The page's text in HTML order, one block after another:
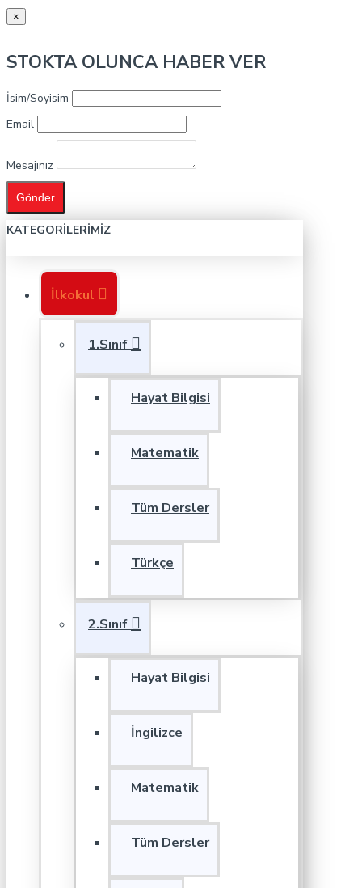
×
STOKTA OLUNCA HABER VER
İsim/Soyisim
Email
Mesajınız
Gönder
KATEGORILERIMIZ
İlkokul
1.Sınıf
Hayat Bilgisi
Matematik
Tüm Dersler
Türkçe
2.Sınıf
Hayat Bilgisi
İngilizce
Matematik
Tüm Dersler